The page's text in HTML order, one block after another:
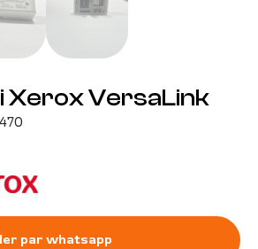
Xerox VersaLink
par whatsapp